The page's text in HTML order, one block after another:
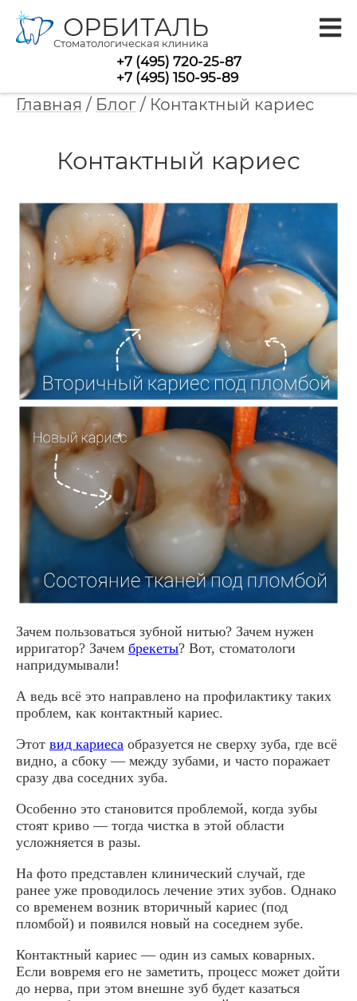
ОРБИТАЛЬ
Стоматологическая клиника
+7 (495) 720-25-87
+7 (495) 150-95-89
Главная / Блог / Контактный кариес
Контактный кариес
Зачем пользоваться зубной нитью? Зачем нужен
ирригатор? Зачем брекеты? Вот, стоматологи
напридумывали!
А ведь всё это направлено на профилактику таких
проблем, как контактный кариес.
Этот вид кариеса образуется не сверху зуба, где всё
видно, а сбоку — между зубами, и часто поражает
сразу два соседних зуба.
Особенно это становится проблемой, когда зубы
стоят криво — тогда чистка в этой области
усложняется в разы.
На фото представлен клинический случай, где
ранее уже проводилось лечение этих зубов. Однако
со временем возник вторичный кариес (под
пломбой) и появился новый на соседнем зубе.
Контактный кариес — один из самых коварных.
Если вовремя его не заметить, процесс может дойти
до нерва, при этом внешне зуб будет казаться